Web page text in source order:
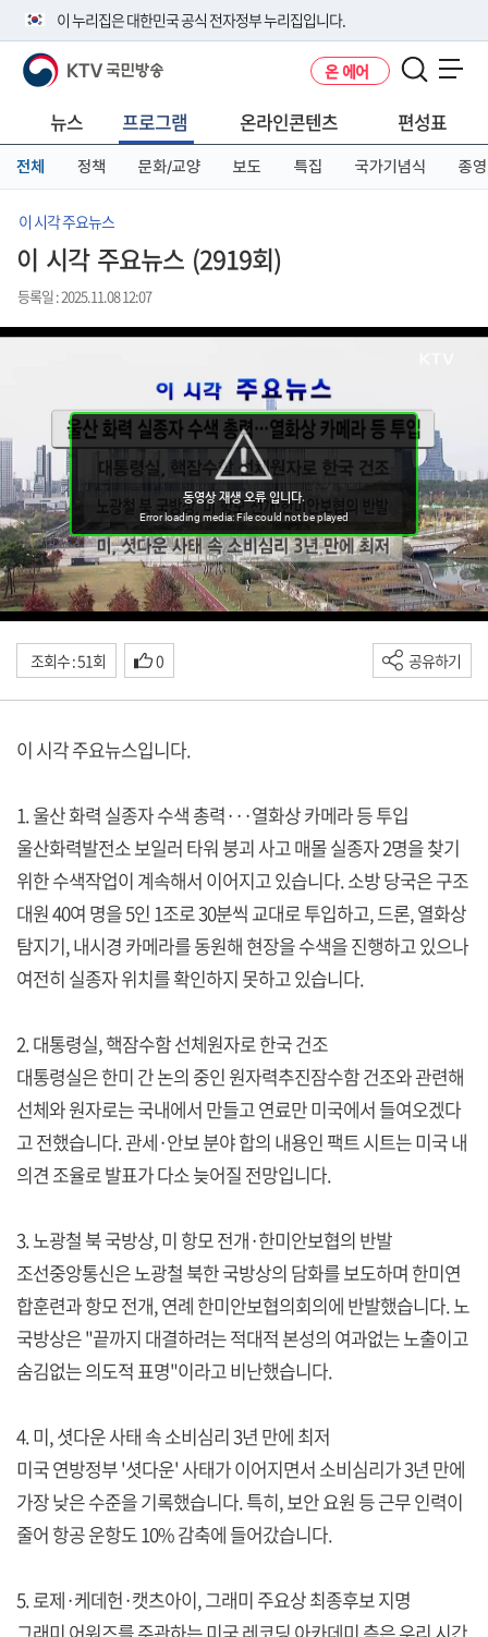
이 누리집은 대한민국 공식 전자정부 누리집입니다.
공식 누리집 주소 확인하기
니다.
이밖에 or.kr 또는 .kr등 다른 도메인 주소를 사용하고 있다면 아래 URL에
서 도메인 주소를 확인해 보세요
KTV 국민방송 온 에어
뉴스 프로그램 온라인콘텐츠 편성표
전체 정책 문화/교양 보도 특집 국가기념식 종영
이 시각 주요뉴스
이 시각 주요뉴스 (2919회)
등록일 : 2025.11.08 12:07
조회수 : 51회 0 공유하기
이 시각 주요뉴스입니다.
1. 울산 화력 실종자 수색 총력···열화상 카메라 등 투입
울산화력발전소 보일러 타워 붕괴 사고 매몰 실종자 2명을 찾기
위한 수색작업이 계속해서 이어지고 있습니다. 소방 당국은 구조
대원 40여 명을 5인 1조로 30분씩 교대로 투입하고, 드론, 열화상
탐지기, 내시경 카메라를 동원해 현장을 수색을 진행하고 있으나
여전히 실종자 위치를 확인하지 못하고 있습니다.
2. 대통령실, 핵잠수함 선체원자로 한국 건조
대통령실은 한미 간 논의 중인 원자력추진잠수함 건조와 관련해
선체와 원자로는 국내에서 만들고 연료만 미국에서 들여오겠다
고 전했습니다. 관세·안보 분야 합의 내용인 팩트 시트는 미국 내
의견 조율로 발표가 다소 늦어질 전망입니다.
3. 노광철 북 국방상, 미 항모 전개·한미안보협의 반발
조선중앙통신은 노광철 북한 국방상의 담화를 보도하며 한미연
합훈련과 항모 전개, 연례 한미안보협의회의에 반발했습니다. 노
국방상은 "끝까지 대결하려는 적대적 본성의 여과없는 노출이고
숨김없는 의도적 표명"이라고 비난했습니다.
4. 미, 셧다운 사태 속 소비심리 3년 만에 최저
미국 연방정부 '셧다운' 사태가 이어지면서 소비심리가 3년 만에
가장 낮은 수준을 기록했습니다. 특히, 보안 요원 등 근무 인력이
줄어 항공 운항도 10% 감축에 들어갔습니다.
5. 로제·케데헌·캣츠아이, 그래미 주요상 최종후보 지명